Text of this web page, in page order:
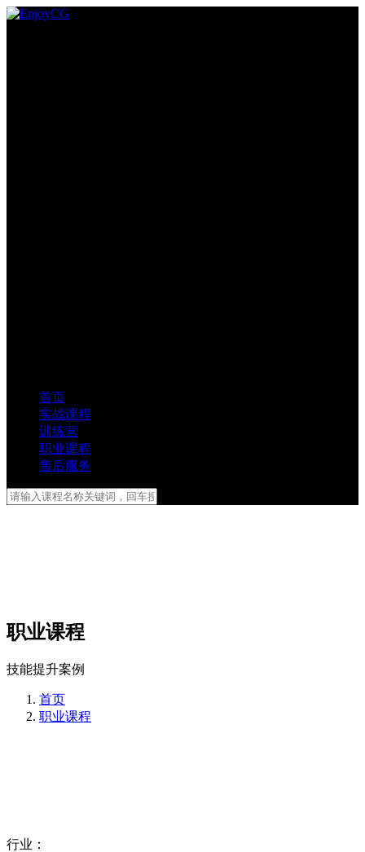
首页
实战课程
训练营
职业课程
售后服务
职业课程
技能提升案例
首页
职业课程
行业：